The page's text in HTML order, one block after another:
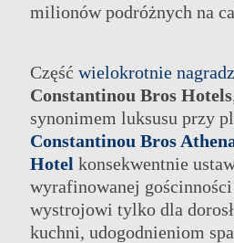
milionów podróżnych na
Część wielokrotnie
Constantinou Bros Hotels
synonimem luksusu przy
Constantinou Bros
Hotel konsekwentnie
wyrafinowanej
wystrojowi tylko dla
kuchni, udogodnieniom